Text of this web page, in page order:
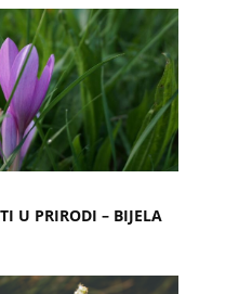
U PRIRODI – BIJELA